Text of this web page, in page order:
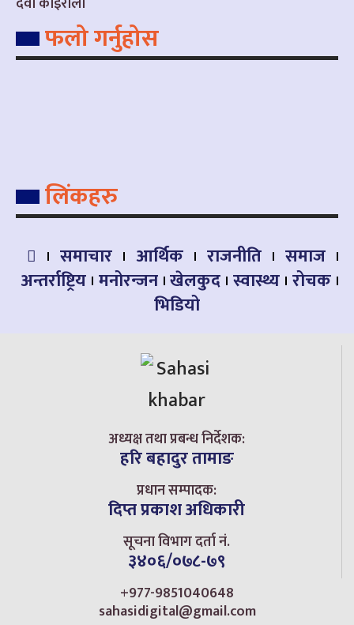
फलो गर्नुहोस
लिंकहरु
समाचार आर्थिक राजनीति
समाज
अन्तर्राष्ट्रिय मनोरन्जन खेलकुद स्वास्थ्य रोचक
भिडियो
अध्यक्ष तथा प्रबन्ध निर्देशक:
हरि बहादुर तामाङ
प्रधान सम्पादक:
दिप्त प्रकाश अधिकारी
सूचना विभाग दर्ता नं.
३४०६/०७८-७९
+977-9851040648
sahasidigital@gmail.com